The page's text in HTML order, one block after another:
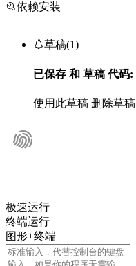
依赖安装
草稿(1)
已保存 和 草稿代码:
使用此草稿 删除草稿
极速运行
终端运行
图形+终端